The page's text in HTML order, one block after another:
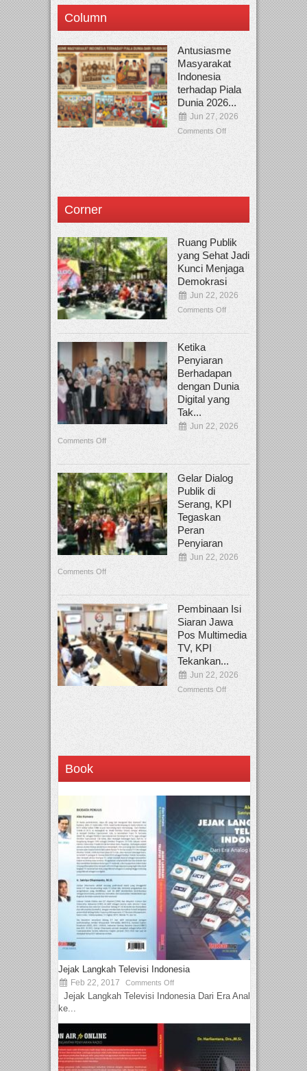
Column
Antusiasme
Masyarakat
Indonesia
terhadap Piala
Dunia 2026...
Jun 27, 2026
Comments Off
Corner
Ruang Publik
yang Sehat Jadi
Kunci Menjaga
Demokrasi
Jun 22, 2026
Comments Off
Ketika
Penyiaran
Berhadapan
dengan Dunia
Digital yang
Tak...
Jun 22, 2026
Comments Off
Gelar Dialog
Publik di
Serang, KPI
Tegaskan
Peran
Penyiaran
Jun 22, 2026
Comments Off
Pembinaan Isi
Siaran Jawa
Pos Multimedia
TV, KPI
Tekankan...
Jun 22, 2026
Comments Off
Book
Jejak Langkah Televisi Indonesia
Feb 22, 2017 Comments Off
Jejak Langkah Televisi Indonesia Dari Era Analog
ke...